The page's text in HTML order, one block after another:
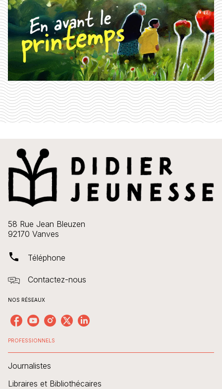
58 Rue Jean Bleuzen
92170 Vanves
phone Téléphone
Contactez-nous
NOS RÉSEAUX
PROFESSIONNELS
Journalistes
Libraires et Bibliothécaires